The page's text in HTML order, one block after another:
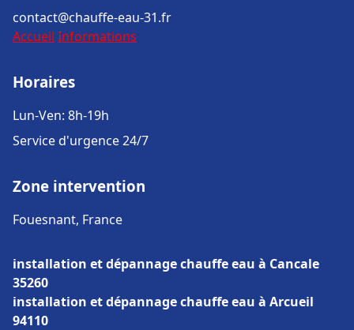
contact@chauffe-eau-31.fr
Accueil Informations
Horaires
Lun-Ven: 8h-19h
Service d'urgence 24/7
Zone intervention
Fouesnant, France
installation et dépannage chauffe eau à Cancale
35260
installation et dépannage chauffe eau à Arcueil
94110